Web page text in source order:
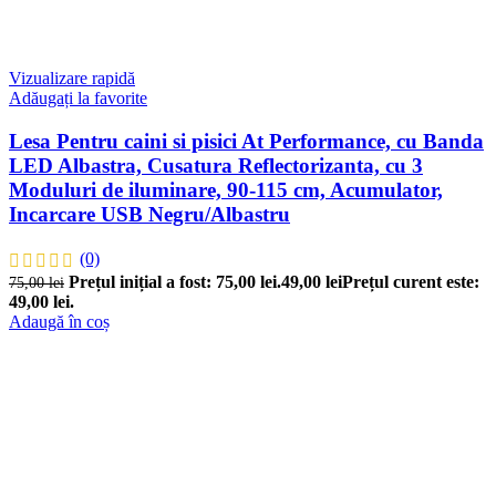
Vizualizare rapidă
Adăugați la favorite
Lesa Pentru caini si pisici At Performance, cu Banda
LED Albastra, Cusatura Reflectorizanta, cu 3
Moduluri de iluminare, 90-115 cm, Acumulator,
Incarcare USB Negru/Albastru
(0)
75,00lei Prețul inițial a fost: 75,00 lei.49,00 leiPrețul curent este:
49,00 lei.
Adaugă în coș